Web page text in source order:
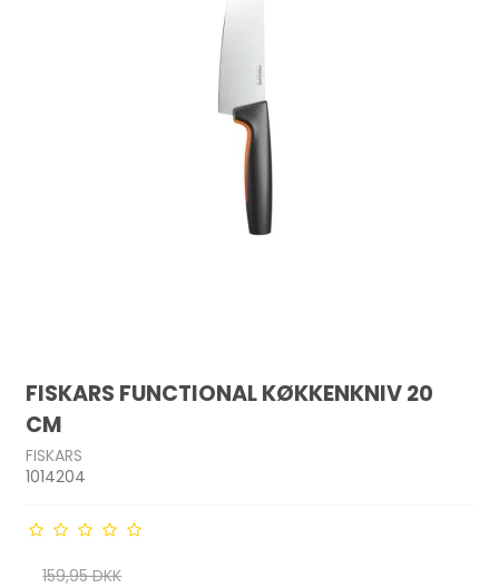
FISKARS FUNCTIONAL KØKKENKNIV 20
CM
FISKARS
1014204
159,95 DKK